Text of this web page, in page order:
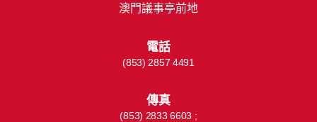
澳門議事亭前地
電話
(853) 2857 4491
傳真
(853) 2833 6603 ;